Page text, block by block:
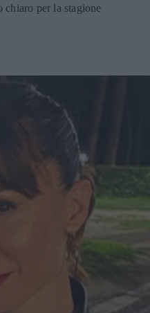
chiaro per la stagione